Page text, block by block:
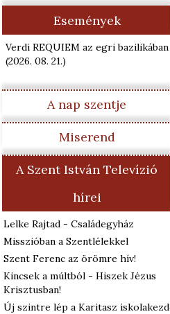
Események
Verdi REQUIEM az egri bazilikában
(2026. 08. 21.)
A nap szentje
Miserend
A Szent István Televízió
hírei
Lelke Rajtad - Családegyház
Misszióban a Szentlélekkel
Szent Ferenc az örömre hív!
Kincsek a múltból - Hiszek Jézus
Krisztusban!
Új szintre lép a Karitasz